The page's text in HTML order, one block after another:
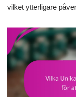
vilket ytterligare